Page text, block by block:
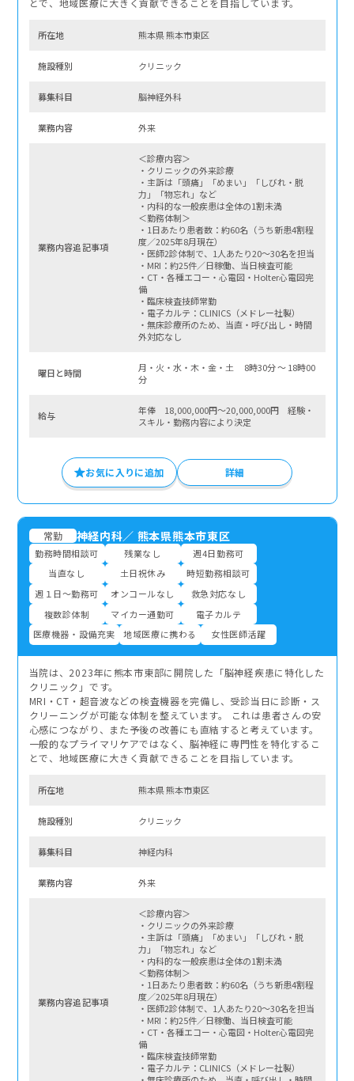
所在地 熊本県 熊本市東区
施設種別 クリニック
募集科⽬ 脳神経外科
業務内容 外来
業務内容追記事項
＜診療内容＞
・クリニックの外来診療
・主訴は「頭痛」「めまい」「しびれ・脱
力」「物忘れ」など
・内科的な一般疾患は全体の1割未満
＜勤務体制＞
・1日あたり患者数：約60名（うち新患4割程
度／2025年8月現在）
・医師2診体制で、1人あたり20〜30名を担当
・MRI：約25件／日稼働、当日検査可能
・CT・各種エコー・心電図・Holter心電図完
備
・臨床検査技師常勤
・電子カルテ：CLINICS（メドレー社製）
・無床診療所のため、当直・呼び出し・時間
外対応なし
曜⽇と時間
月・火・水・木・金・土 8時30分 〜 18時00
分
給与
年俸 18,000,000円～20,000,000円 経験・
スキル・勤務内容により決定
お気に入りに追加 詳細
常勤 神経内科／ 熊本県熊本市東区
勤務時間相談可 残業なし
週4日勤務可
当直なし
土日祝休み
時短勤務相談可
週１日～勤務可
オンコールなし
救急対応なし
複数診体制
マイカー通勤可
電子カルテ
医療機器・設備充実
地域医療に携わる 女性医師活躍
当院は、2023年に熊本市東部に開院した「脳神経疾患に特化した
クリニック」です。
MRI・CT・超音波などの検査機器を完備し、受診当日に診断・ス
クリーニングが可能な体制を整えています。 これは患者さんの安
心感につながり、また予後の改善にも直結すると考えています。
一般的なプライマリケアではなく、脳神経に専門性を特化するこ
とで、地域医療に大きく貢献できることを目指しています。
所在地 熊本県 熊本市東区
施設種別 クリニック
募集科⽬ 神経内科
業務内容 外来
業務内容追記事項
＜診療内容＞
・クリニックの外来診療
・主訴は「頭痛」「めまい」「しびれ・脱
力」「物忘れ」など
・内科的な一般疾患は全体の1割未満
＜勤務体制＞
・1日あたり患者数：約60名（うち新患4割程
度／2025年8月現在）
・医師2診体制で、1人あたり20〜30名を担当
・MRI：約25件／日稼働、当日検査可能
・CT・各種エコー・心電図・Holter心電図完
備
・臨床検査技師常勤
・電子カルテ：CLINICS（メドレー社製）